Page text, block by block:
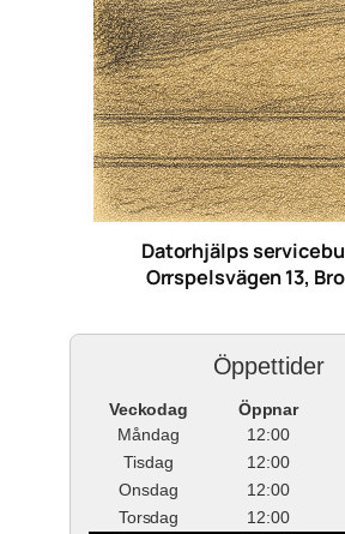
Datorhjälps
Orrspelsvägen 13,
Öppettider
Veckodag Öppnar
Måndag
12:00
Tisdag
12:00
Onsdag
12:00
Torsdag
12:00